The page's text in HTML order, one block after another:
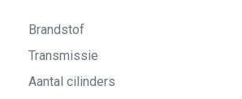
Brandstof
Transmissie
Aantal cilinders